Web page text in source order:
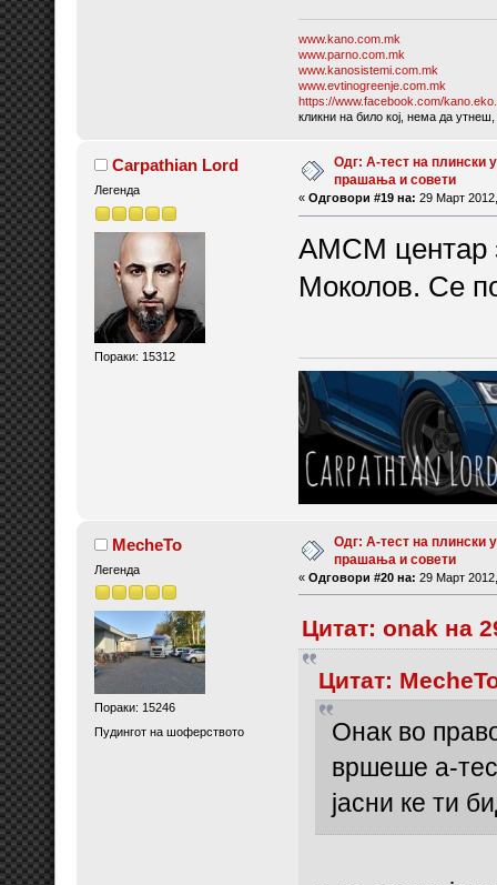
www.kano.com.mk
www.parno.com.mk
www.kanosistemi.com.mk
www.evtinogreenje.com.mk
https://www.facebook.com/
кликни на било кој, нема да
Carpathian Lord
Легенда
Пораки: 15312
Одг: А-тест на плински
прашања и совети
« Одговори #19 на: 29 Март
АМСМ центар
Моколов. Се
MecheTo
Легенда
Пораки: 15246
Пудингот на шоферството
Одг: А-тест на плински
прашања и совети
« Одговори #20 на: 29 Март
Цитат: onak на
Цитат:
Онак во
вршеше а-
јасни ке ти